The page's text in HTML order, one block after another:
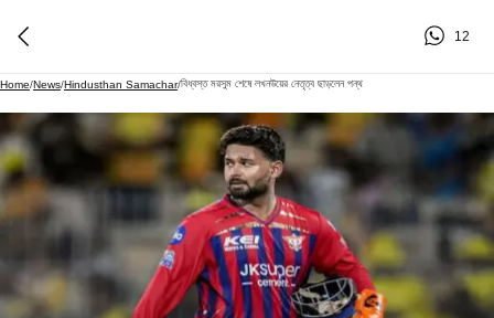
12
Home/News/Hindusthan Samachar/বিধ্বস্ত মরসুম শেষে লখনউয়ের নেতৃত্ব ছাড়লেন পন্থ